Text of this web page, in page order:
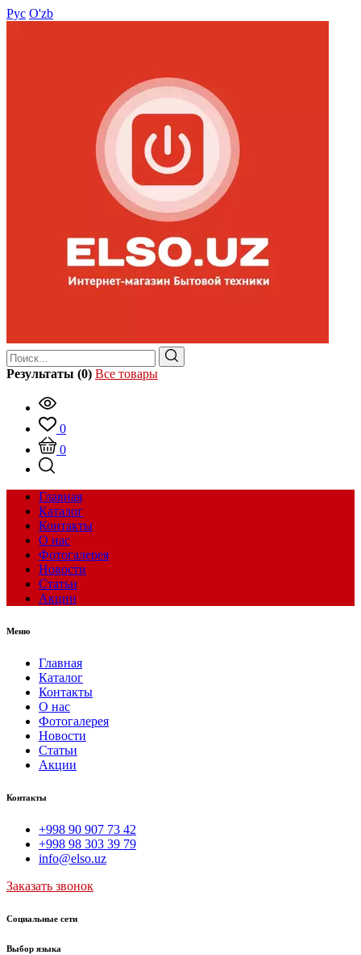
Рус O'zb
Результаты (0) Все товары
0
0
Главная
Каталог
Контакты
О нас
Фотогалерея
Новости
Статьи
Акции
Меню
Главная
Каталог
Контакты
О нас
Фотогалерея
Новости
Статьи
Акции
Контакты
+998 90 907 73 42
+998 98 303 39 79
info@elso.uz
Заказать звонок
Социальные сети
Выбор языка